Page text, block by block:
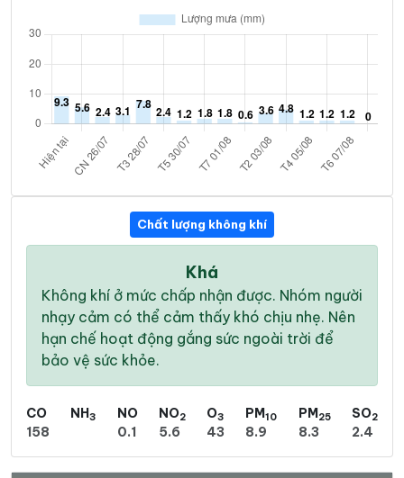
Chất lượng không khí
Khá
Không khí ở mức chấp nhận được. Nhóm người
nhạy cảm có thể cảm thấy khó chịu nhẹ. Nên
hạn chế hoạt động gắng sức ngoài trời để
bảo vệ sức khỏe.
CO
158
NH3
NO
0.1
NO2
5.6
O3
43
PM10
8.9
PM25
8.3
SO2
2.4